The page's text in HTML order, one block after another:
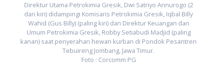
Direktur Utama Petrokimia Gresik, Dwi Satriyo Annurogo (2
dari kiri) didampingi Komisaris Petrokimia Gresik, Iqbal Billy
Wahid (Gus Billy) (paling kiri) dan Direktur Keuangan dan
Umum Petrokimia Gresik, Robby Setiabudi Madjid (paling
kanan) saat penyerahan hewan kurban di Pondok Pesantren
Tebuireng Jombang, Jawa Timur.
Foto : Corcomm PG